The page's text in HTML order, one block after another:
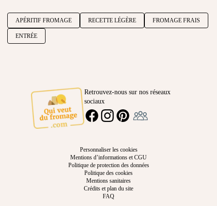
APÉRITIF FROMAGE RECETTE LÉGÈRE FROMAGE FRAIS
ENTRÉE
Retrouvez-nous sur nos réseaux
sociaux
FACEBOOKINSTAGRAMPINTEREST
Personnaliser les cookies
Mentions d’informations et CGU
Politique de protection des données
Politique des cookies
Mentions sanitaires
Crédits et plan du site
FAQ